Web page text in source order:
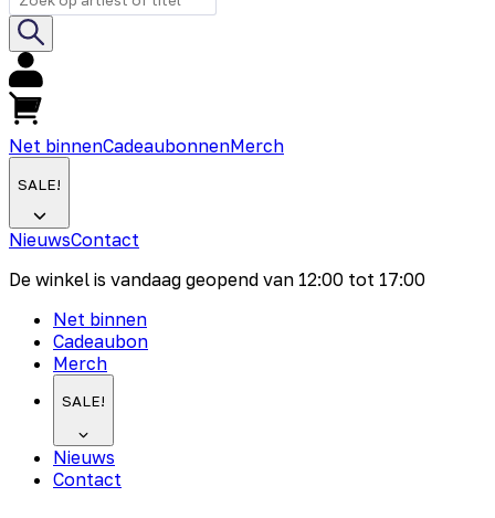
Net binnenCadeaubonnenMerch
SALE!
NieuwsContact
De winkel is vandaag geopend van 12:00 tot 17:00
Net binnen
Cadeaubon
Merch
SALE!
Nieuws
Contact